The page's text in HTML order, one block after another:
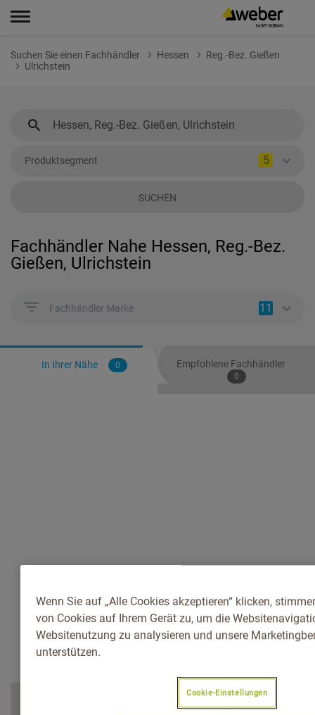
Suchen Sie einen Fachhändler Hessen
Reg.-Bez. Gießen
Ulrichstein
Produktsegment 5
SUCHEN
Fachhändler Nahe Hessen, Reg.-Bez.
Gießen, Ulrichstein
Fachhändler Marke 11
In Ihrer Nähe 0 Empfohlene Fachhändler
0
Wenn Sie auf „Alle Cookies akzeptieren“ klicken,
von Cookies auf Ihrem Gerät zu, um die
Websitenutzung zu analysieren und unsere
unterstützen.
Cookie-Einstellungen